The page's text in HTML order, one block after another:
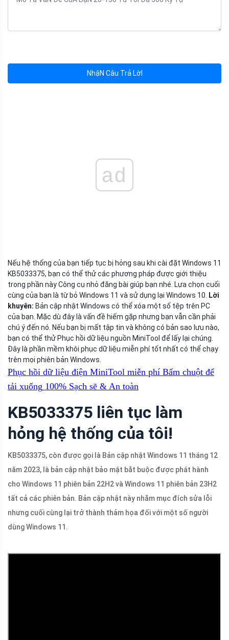
NhậN Câu Trả LờI
ad
Nếu hệ thống của bạn tiếp tục bị hỏng sau khi cài đặt Windows 11
KB5033375, bạn có thể thử các phương pháp được giới thiệu
trong phần này Công cụ nhỏ đăng bài giúp bạn nhé. Lựa chọn cuối
cùng của bạn là từ bỏ Windows 11 và sử dụng lại Windows 10.
Lời
khuyên: Bản cập nhật Windows có thể xóa một số tệp trên PC
của bạn. Mặc dù đây là vấn đề hiếm gặp nhưng bạn vẫn cần phải
chú ý đến nó. Nếu bạn bị mất tập tin và không có bản sao lưu nào,
bạn có thể thử Phục hồi dữ liệu nguồn MiniTool để lấy lại chúng.
Đây là phần mềm khôi phục dữ liệu miễn phí tốt nhất có thể chạy
trên mọi phiên bản Windows.
Phục hồi dữ liệu điện MiniTool miễn phí Bấm chuột để
tải xuống 100% Sạch sẽ & An toàn
KB5033375 liên tục làm
hỏng hệ thống của tôi!
KB5033375, còn được gọi là Bản cập nhật Windows 11 tháng 12
năm 2023, là bản cập nhật bảo mật bắt buộc được phát hành
cho Windows 11 phiên bản 22H2 và Windows 11 phiên bản 23H2
tất cả các phiên bản. Bản cập nhật này nhằm mục đích sửa lỗi
nhưng cuối cùng lại trở thành thảm họa đối với một số người
dùng Windows 11.